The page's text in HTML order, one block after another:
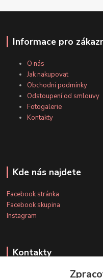
Informace pro
O nás
Jak nakupovat
Obchodní podmínky
Odstoupení od smlouvy
Fotogalerie
Kontakty
Kde nás najdete
Facebook stránka
Facebook skupina
Instagram
Kontakty